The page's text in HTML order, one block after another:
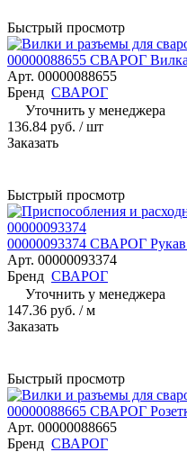
Быстрый просмотр
00000088655 СВАРОГ Вилка
Арт. 00000088655
Бренд СВАРОГ
Уточнить у менеджера
136.84 руб. / шт
Заказать
Быстрый просмотр
00000093374 СВАРОГ
Арт. 00000093374
Бренд СВАРОГ
Уточнить у менеджера
147.36 руб. / м
Заказать
Быстрый просмотр
00000088665 СВАРОГ
Арт. 00000088665
Бренд СВАРОГ